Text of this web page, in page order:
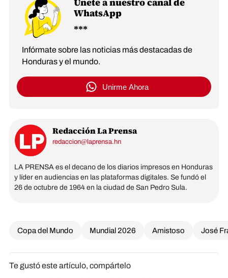
WhatsApp
Infórmate sobre las noticias más destacadas de
Honduras y el mundo.
Unirme Ahora
Redacción La Prensa
redaccion@laprensa.hn
LA PRENSA es el decano de los diarios impresos en Honduras
y líder en audiencias en las plataformas digitales. Se fundó el
26 de octubre de 1964 en la ciudad de San Pedro Sula.
Copa del Mundo Mundial 2026 Amistoso José
Te gustó este artículo, compártelo